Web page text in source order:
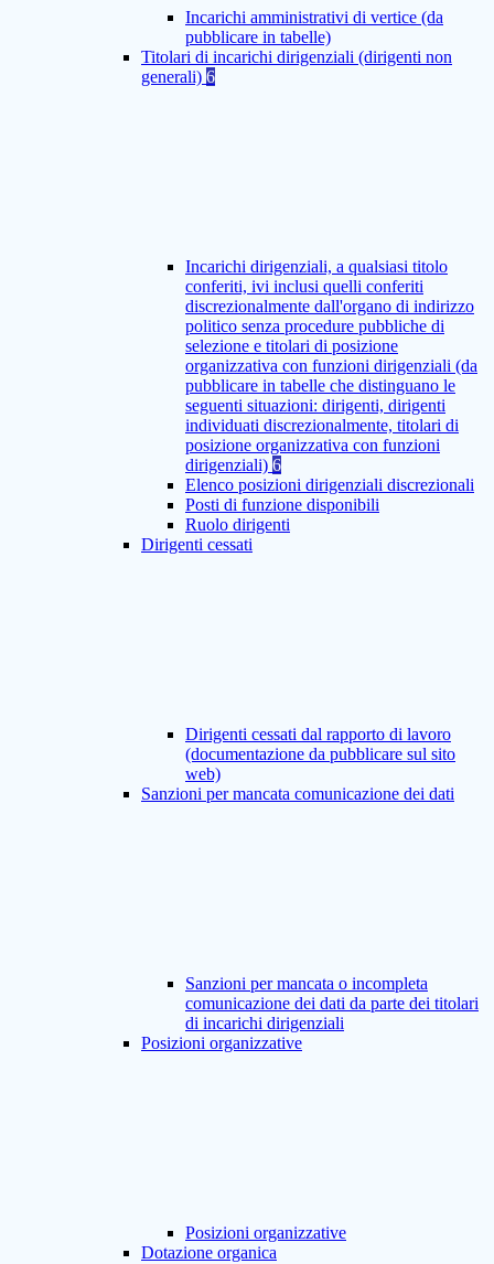
Incarichi amministrativi di vertice (da
pubblicare in tabelle)
Titolari di incarichi dirigenziali (dirigenti non
generali) 6
Incarichi dirigenziali, a qualsiasi titolo
conferiti, ivi inclusi quelli conferiti
discrezionalmente dall'organo di indirizzo
politico senza procedure pubbliche di
selezione e titolari di posizione
organizzativa con funzioni dirigenziali (da
pubblicare in tabelle che distinguano le
seguenti situazioni: dirigenti, dirigenti
individuati discrezionalmente, titolari di
posizione organizzativa con funzioni
dirigenziali) 6
Elenco posizioni dirigenziali discrezionali
Posti di funzione disponibili
Ruolo dirigenti
Dirigenti cessati
Dirigenti cessati dal rapporto di lavoro
(documentazione da pubblicare sul sito
web)
Sanzioni per mancata comunicazione dei dati
Sanzioni per mancata o incompleta
comunicazione dei dati da parte dei titolari
di incarichi dirigenziali
Posizioni organizzative
Posizioni organizzative
Dotazione organica